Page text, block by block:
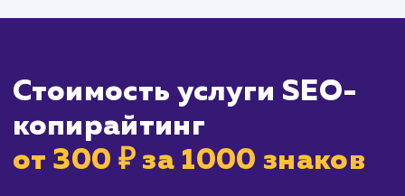
контент максимально доступным и
эффективным.
Кому не подходит данный